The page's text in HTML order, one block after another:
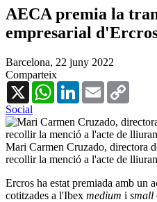
AECA premia la
empresarial
Barcelona, 22 juny 2022
Comparteix
X
WhatsAppLinkedInEmail
Social
Mari Carmen Cruzado, directora
recollir la menció a l'acte de
Ercros ha estat premiada amb un
cotitzades a l'Ibex medium i small